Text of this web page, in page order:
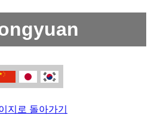
지로 돌아가기